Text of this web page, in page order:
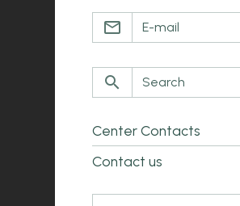
Center Contacts
Contact us